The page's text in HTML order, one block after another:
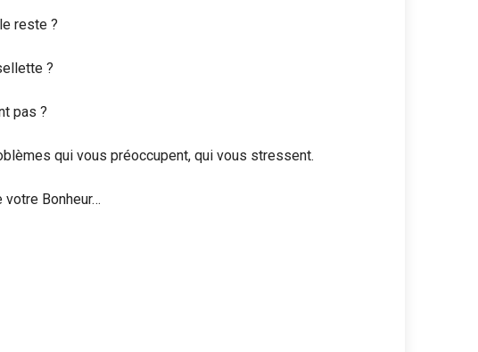
reste ?
?
pas ?
qui vous préoccupent, qui vous stressent.
Bonheur…